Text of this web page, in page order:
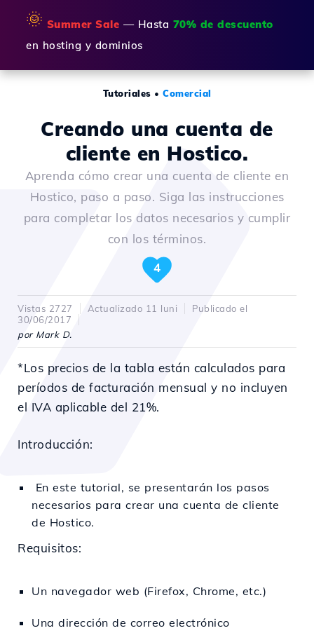
🌞 Summer Sale — Hasta 70% de descuento
en hosting y dominios
Tutoriales • Comercial
Creando una cuenta de
cliente en Hostico.
Aprenda cómo crear una cuenta de cliente en
Hostico, paso a paso. Siga las instrucciones
para completar los datos necesarios y cumplir
con los términos.
4
Vistas 2727 Actualizado 11 luni
Publicado el
30/06/2017
por Mark D.
*Los precios de la tabla están calculados para
períodos de facturación mensual y no incluyen
el IVA aplicable del 21%.
Introducción:
En este tutorial, se presentarán los pasos
necesarios para crear una cuenta de cliente
de Hostico.
Requisitos:
Un navegador web (Firefox, Chrome, etc.)
Una dirección de correo electrónico